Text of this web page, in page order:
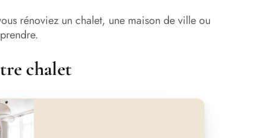
rénoviez un chalet, une maison de ville ou
chalet
Après